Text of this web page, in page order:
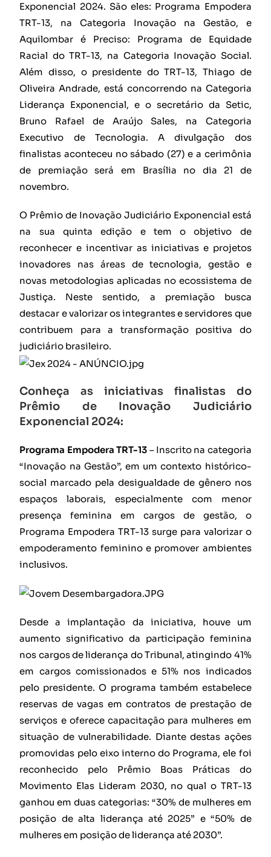
Exponencial 2024. São eles: Programa Empodera
TRT-13, na Categoria Inovação na Gestão, e
Aquilombar é Preciso: Programa de Equidade
Racial do TRT-13, na Categoria Inovação Social.
Além disso, o presidente do TRT-13, Thiago de
Oliveira Andrade, está concorrendo na Categoria
Liderança Exponencial, e o secretário da Setic,
Bruno Rafael de Araújo Sales, na Categoria
Executivo de Tecnologia. A divulgação dos
finalistas aconteceu no sábado (27) e a cerimônia
de premiação será em Brasília no dia 21 de
novembro.
O Prêmio de Inovação Judiciário Exponencial está
na sua quinta edição e tem o objetivo de
reconhecer e incentivar as iniciativas e projetos
inovadores nas áreas de tecnologia, gestão e
novas metodologias aplicadas no ecossistema de
Justiça. Neste sentido, a premiação busca
destacar e valorizar os integrantes e servidores que
contribuem para a transformação positiva do
judiciário brasileiro.
Conheça as iniciativas finalistas do
Prêmio de Inovação Judiciário
Exponencial 2024:
Programa Empodera TRT-13 – Inscrito na categoria
“Inovação na Gestão”, em um contexto histórico-
social marcado pela desigualdade de gênero nos
espaços laborais, especialmente com menor
presença feminina em cargos de gestão, o
Programa Empodera TRT-13 surge para valorizar o
empoderamento feminino e promover ambientes
inclusivos.
Desde a implantação da iniciativa, houve um
aumento significativo da participação feminina
nos cargos de liderança do Tribunal, atingindo 41%
em cargos comissionados e 51% nos indicados
pelo presidente. O programa também estabelece
reservas de vagas em contratos de prestação de
serviços e oferece capacitação para mulheres em
situação de vulnerabilidade. Diante destas ações
promovidas pelo eixo interno do Programa, ele foi
reconhecido pelo Prêmio Boas Práticas do
Movimento Elas Lideram 2030, no qual o TRT-13
ganhou em duas categorias: “30% de mulheres em
posição de alta liderança até 2025” e “50% de
mulheres em posição de liderança até 2030”.